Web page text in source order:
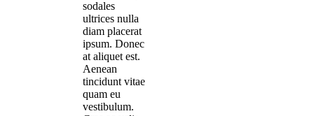
sodales
ultrices nulla
diam placerat
ipsum. Donec
at aliquet est.
Aenean
tincidunt vitae
quam eu
vestibulum.